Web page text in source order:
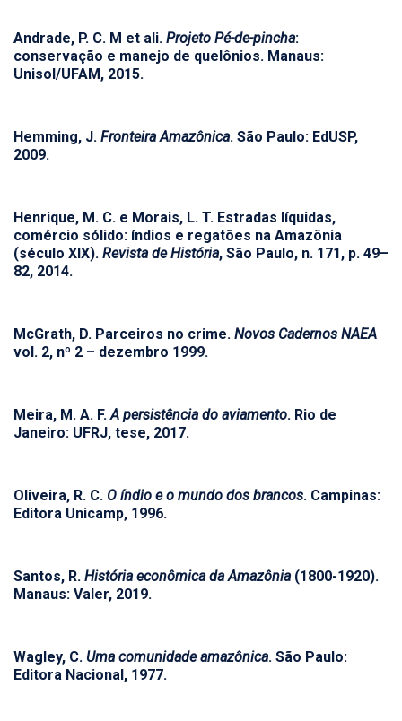
Andrade, P. C. M et ali. Projeto Pé-de-pincha:
conservação e manejo de quelônios. Manaus:
Unisol/UFAM, 2015.
Hemming, J. Fronteira Amazônica. São Paulo: EdUSP,
2009.
Henrique, M. C. e Morais, L. T. Estradas líquidas,
comércio sólido: índios e regatões na Amazônia
(século XIX). Revista de História, São Paulo, n. 171, p. 49–
82, 2014.
McGrath, D. Parceiros no crime. Novos Cadernos NAEA
vol. 2, nº 2 – dezembro 1999.
Meira, M. A. F.A persistência do aviamento. Rio de
Janeiro: UFRJ, tese, 2017.
Oliveira, R. C. O índio e o mundo dos brancos. Campinas:
Editora Unicamp, 1996.
Santos, R. História econômica da Amazônia(1800-1920).
Manaus: Valer, 2019.
Wagley, C. Uma comunidade amazônica. São Paulo:
Editora Nacional, 1977.